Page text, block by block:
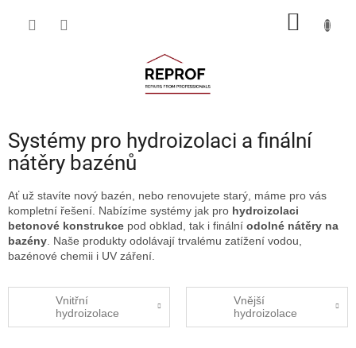
Systémy pro hydroizolaci a finální
nátěry bazénů
Ať už stavíte nový bazén, nebo renovujete starý, máme pro vás
kompletní řešení. Nabízíme systémy jak pro hydroizolaci
betonové konstrukce pod obklad, tak i finální odolné nátěry na
bazény . Naše produkty odolávají trvalému zatížení vodou,
bazénové chemii i UV záření.
Vnitřní
hydroizolace
Vnější
hydroizolace